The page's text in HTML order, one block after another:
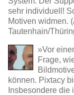
sehr individuell!
Motiven widmen.
Tautenhain/
»Vor
Frage,
können. Pixtacy
Insbesondere